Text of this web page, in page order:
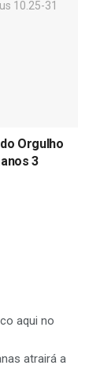
Orgulho
3
aqui no
atrairá a